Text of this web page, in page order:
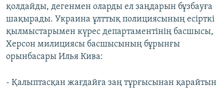
қолдайды, дегенмен оларды ел заңдарын бұзбауға
шақырады. Украина ұлттық полициясының есірткі
қылмыстарымен күрес департаментінің басшысы,
Херсон милициясы басшысының бұрынғы
орынбасары Илья Кива:
- Қалыптасқан жағдайға заң тұрғысынан қарайтын